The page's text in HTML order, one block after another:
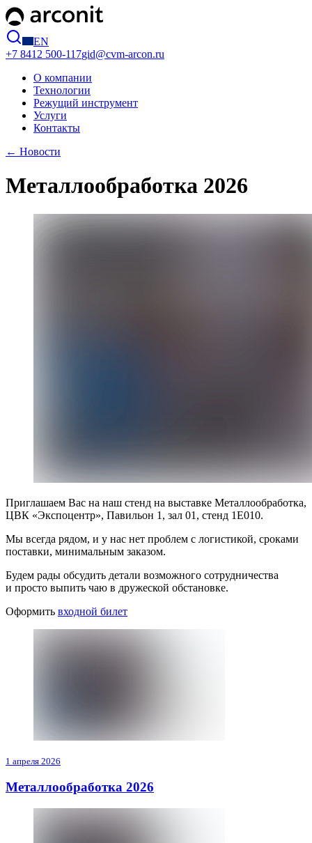
EN
+7 8412 500-117gid@cvm-arcon.ru
О компании
Технологии
Режущий инструмент
Услуги
Контакты
← Новости
Металлообработка 2026
Приглашаем Вас на наш стенд на выставке Металлообработка,
ЦВК «Экспоцентр», Павильон 1, зал 01, стенд 1E010.
Мы всегда рядом, и у нас нет проблем с логистикой, сроками
поставки, минимальным заказом.
Будем рады обсудить детали возможного сотрудничества
и просто выпить чаю в дружеской обстановке.
Оформить входной билет
1 апреля 2026
Металлообработка 2026